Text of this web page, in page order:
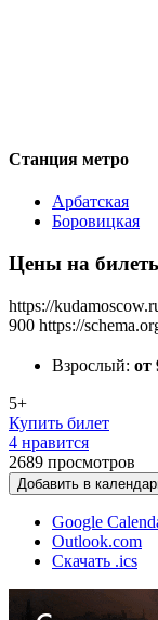
Станция метро
Арбатская
Боровицкая
Цены на
https://
900 https://
Взрослый: от
5+
Купить билет
4 нравится
2689 просмотров
Добавить в
Google
Outlook.com
Скачать .ics